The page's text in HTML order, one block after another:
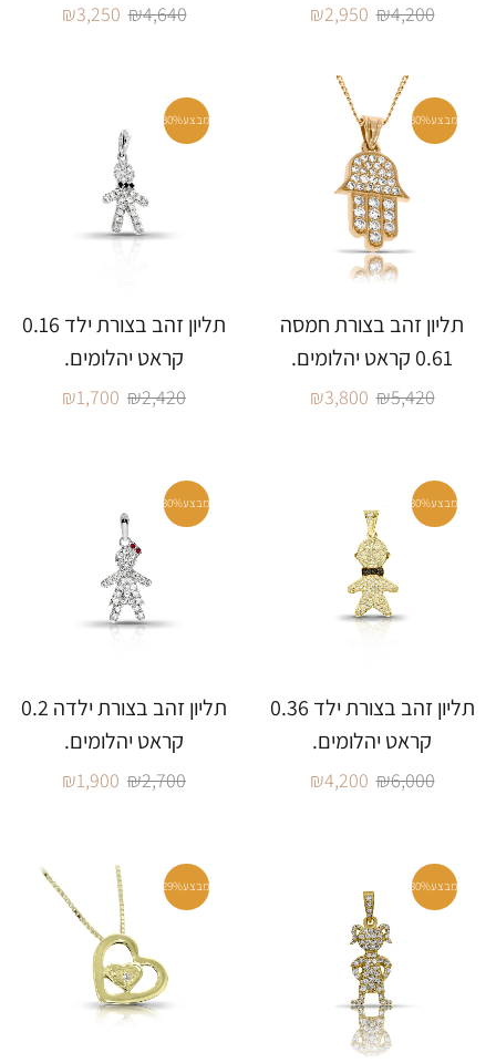
₪4,200
₪2,950
₪4,640
₪3,250
מבצע30%
תליון זהב בצורת חמסה
0.61 קראט יהלומים.
₪5,420
₪3,800
מבצע30%
תליון זהב בצורת ילד 0.16
קראט יהלומים.
₪2,420
₪1,700
מבצע30%
תליון זהב בצורת ילד 0.36
קראט יהלומים.
₪6,000
₪4,200
מבצע30%
תליון זהב בצורת ילדה 0.2
קראט יהלומים.
₪2,700
₪1,900
מבצע30% מבצע29%